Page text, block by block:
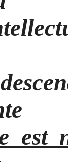
est